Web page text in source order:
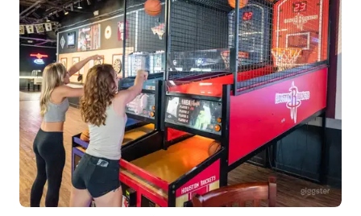
lieu fantastique pour organiser votre prochain événement